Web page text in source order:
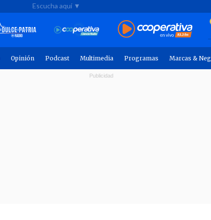
Escucha aquí ▼
Opinión Podcast Multimedia Programas Marcas &